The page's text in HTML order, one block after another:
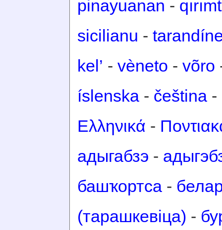
pinayuanan -
sicilianu -
kel’ - vèneto - võro
íslenska - čeština -
Ελληνικά -
адыгабзэ -
башҡортса -
(тарашкевіца) -